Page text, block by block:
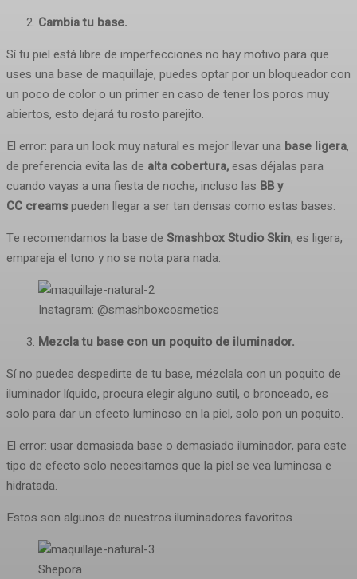
Cambia tu base.
Sí tu piel está libre de imperfecciones no hay motivo para que
uses una base de maquillaje, puedes optar por un bloqueador con
un poco de color o un primer en caso de tener los poros muy
abiertos, esto dejará tu rosto parejito.
El error: para un look muy natural es mejor llevar una base ligera,
de preferencia evita las de alta cobertura,esas déjalas para
cuando vayas a una fiesta de noche, incluso las BB y
CC creamspueden llegar a ser tan densas como estas bases.
Te recomendamos la base de Smashbox Studio Skin, es ligera,
empareja el tono y no se nota para nada.
Instagram: @smashboxcosmetics
Mezcla tu base con un poquito de iluminador.
Sí no puedes despedirte de tu base, mézclala con un poquito de
iluminador líquido, procura elegir alguno sutil, o bronceado, es
solo para dar un efecto luminoso en la piel, solo pon un poquito.
El error: usar demasiada base o demasiado iluminador, para este
tipo de efecto solo necesitamos que la piel se vea luminosa e
hidratada.
Estos son algunos de nuestros iluminadores favoritos.
Shepora